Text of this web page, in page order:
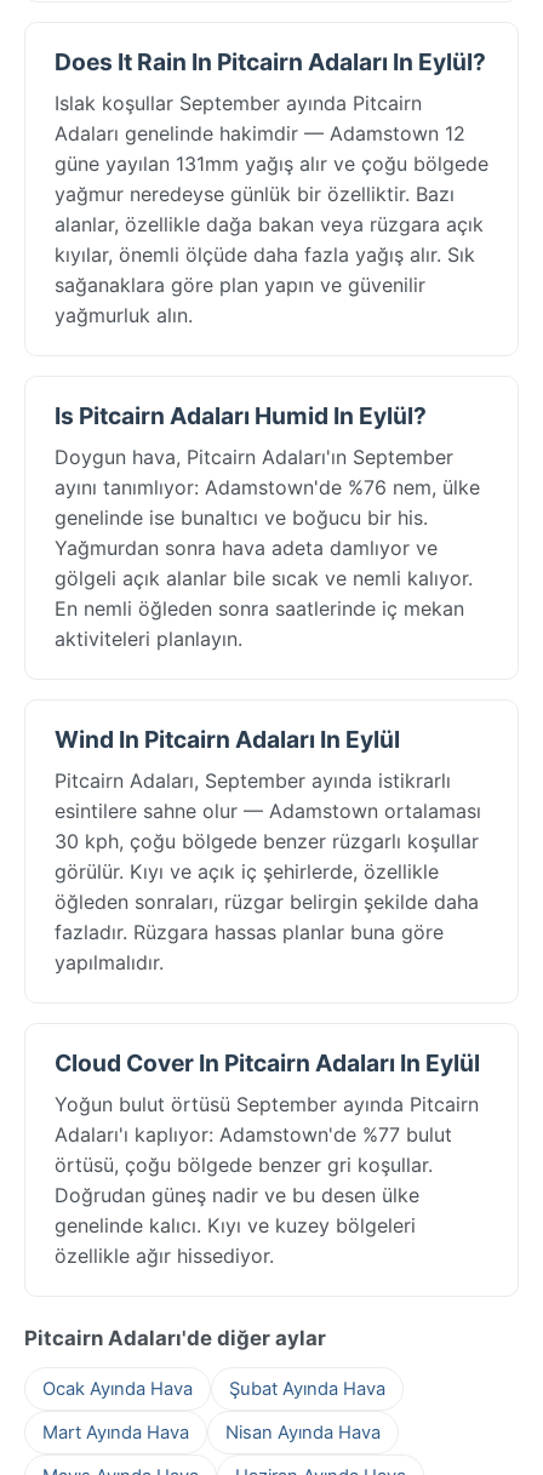
Does It Rain In Pitcairn Adaları In Eylül?
Islak koşullar September ayında Pitcairn
Adaları genelinde hakimdir — Adamstown 12
güne yayılan 131mm yağış alır ve çoğu bölgede
yağmur neredeyse günlük bir özelliktir. Bazı
alanlar, özellikle dağa bakan veya rüzgara açık
kıyılar, önemli ölçüde daha fazla yağış alır. Sık
sağanaklara göre plan yapın ve güvenilir
yağmurluk alın.
Is Pitcairn Adaları Humid In Eylül?
Doygun hava, Pitcairn Adaları'ın September
ayını tanımlıyor: Adamstown'de %76 nem, ülke
genelinde ise bunaltıcı ve boğucu bir his.
Yağmurdan sonra hava adeta damlıyor ve
gölgeli açık alanlar bile sıcak ve nemli kalıyor.
En nemli öğleden sonra saatlerinde iç mekan
aktiviteleri planlayın.
Wind In Pitcairn Adaları In Eylül
Pitcairn Adaları, September ayında istikrarlı
esintilere sahne olur — Adamstown ortalaması
30 kph, çoğu bölgede benzer rüzgarlı koşullar
görülür. Kıyı ve açık iç şehirlerde, özellikle
öğleden sonraları, rüzgar belirgin şekilde daha
fazladır. Rüzgara hassas planlar buna göre
yapılmalıdır.
Cloud Cover In Pitcairn Adaları In Eylül
Yoğun bulut örtüsü September ayında Pitcairn
Adaları'ı kaplıyor: Adamstown'de %77 bulut
örtüsü, çoğu bölgede benzer gri koşullar.
Doğrudan güneş nadir ve bu desen ülke
genelinde kalıcı. Kıyı ve kuzey bölgeleri
özellikle ağır hissediyor.
Pitcairn Adaları'de diğer aylar
Ocak Ayında Hava
Şubat Ayında Hava
Mart Ayında Hava
Nisan Ayında Hava